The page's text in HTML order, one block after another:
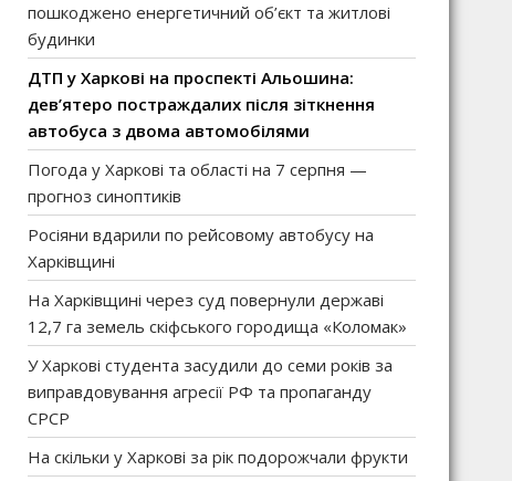
пошкоджено енергетичний об’єкт та житлові
будинки
ДТП у Харкові на проспекті Альошина:
дев’ятеро постраждалих після зіткнення
автобуса з двома автомобілями
Погода у Харкові та області на 7 серпня —
прогноз синоптиків
Росіяни вдарили по рейсовому автобусу на
Харківщині
На Харківщині через суд повернули державі
12,7 га земель скіфського городища «Коломак»
У Харкові студента засудили до семи років за
виправдовування агресії РФ та пропаганду
СРСР
На скільки у Харкові за рік подорожчали фрукти